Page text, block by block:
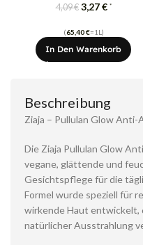
4,09€ 3,27€ *
(65,40€=1L)
In Den Warenkorb
Beschreibung
Ziaja – Pullulan Glow Anti-
Die Ziaja Pullulan Glow
vegane, glättende und
Gesichtspflege für die
Formel wurde speziell für
wirkende Haut entwickelt,
natürlicher Ausstrahlung